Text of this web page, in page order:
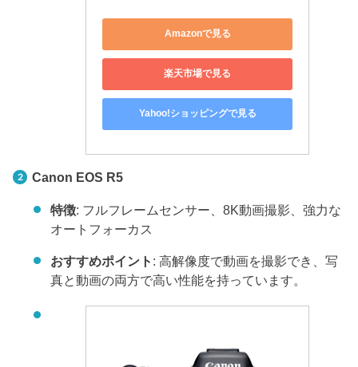
Amazonで見る
楽天市場で見る
Yahoo!ショッピングで見る
Canon EOS R5
特徴: フルフレームセンサー、8K動画撮影、強力な
オートフォーカス
おすすめポイント : 高解像度で動画を撮影でき、写
真と動画の両方で高い性能を持っています。